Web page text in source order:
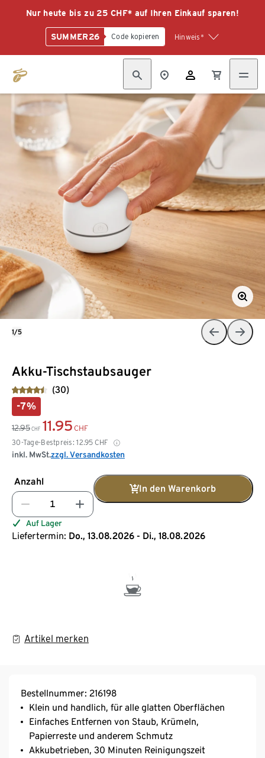
Nur heute bis zu 25 CHF* auf Ihren Einkauf sparen!
SUMMER26 Code kopieren Hinweis*
Akku-Tischstaubsauger
(30)
-7%
12.95 CHF 11.95 CHF
30-Tage-Bestpreis: 12.95 CHF
inkl. MwSt.zzgl. Versandkosten
Anzahl
In den Warenkorb
Auf Lager
Liefertermin: Do., 13.08.2026 - Di., 18.08.2026
Artikel merken
1/5
Bestellnummer: 216198
Klein und handlich, für alle glatten Oberflächen
Einfaches Entfernen von Staub, Krümeln,
Papierreste und anderem Schmutz
Akkubetrieben, 30 Minuten Reinigungszeit